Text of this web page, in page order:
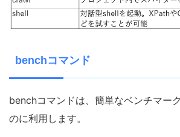
benchコマンド
benchコマンドは、簡単なベンチマー
のに利用します。